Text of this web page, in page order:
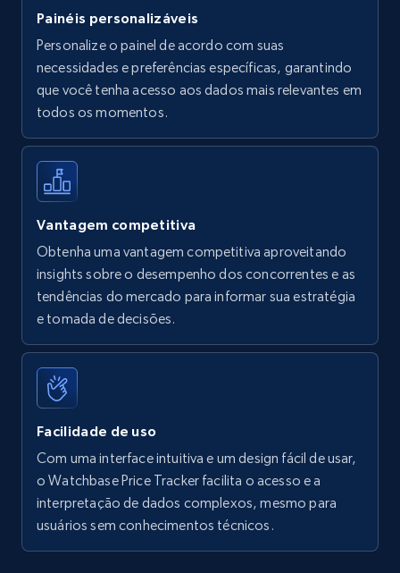
7.4K+ 871+
Walmart - products
Specifications, Image urls, Top reviews, and
more.
5.6K+ 876+
Walmart - products - Find new products by
using specific category URL
URL, Final price, Sku, Currency, Gtin,
Specifications, Image urls, Top reviews, and
more.
Walmart - products - Collects products by
specific keywords
Painéis personalizáveis
Personalize o painel de acordo com suas
necessidades e preferências específicas, garantindo
que você tenha acesso aos dados mais relevantes em
todos os momentos.
Vantagem competitiva
Obtenha uma vantagem competitiva aproveitando
insights sobre o desempenho dos concorrentes e as
tendências do mercado para informar sua estratégia
e tomada de decisões.
Facilidade de uso
Com uma interface intuitiva e um design fácil de usar,
o Watchbase Price Tracker facilita o acesso e a
interpretação de dados complexos, mesmo para
usuários sem conhecimentos técnicos.